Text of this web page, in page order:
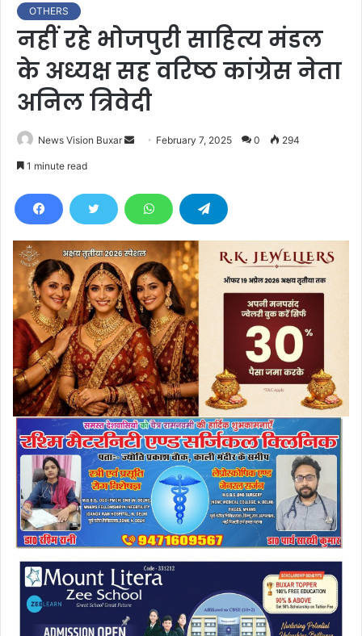
OTHERS
नहीं रहे भोजपुरी साहित्य मंडल
के अध्यक्ष सह वरिष्ठ कांग्रेस नेता
अनिल त्रिवेदी
News Vision Buxar
d
e
m
a
i
l
February 7, 2025 0 294
1 minute read